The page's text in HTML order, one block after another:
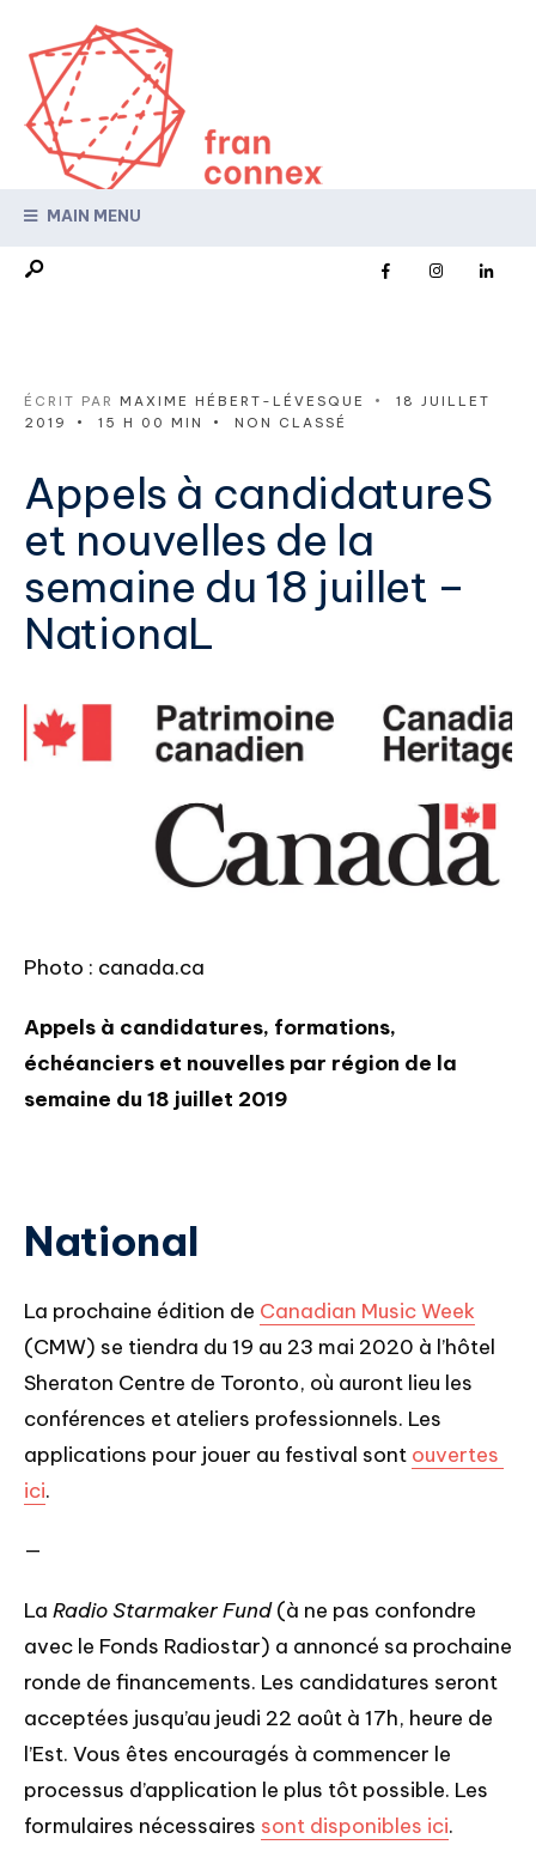
MAIN MENU
ÉCRIT PAR MAXIME HÉBERT-LÉVESQUE •
18 JUILLET
2019
• 15 H 00 MIN • NON CLASSÉ
Appels à candidatureS
et nouvelles de la
semaine du 18 juillet –
NationaL
Photo : canada.ca
Appels à candidatures, formations,
échéanciers et nouvelles par région de la
semaine du 18 juillet 2019
National
La prochaine édition de Canadian Music Week
(CMW) se tiendra du 19 au 23 mai 2020 à l’hôtel
Sheraton Centre de Toronto, où auront lieu les
conférences et ateliers professionnels. Les
applications pour jouer au festival sont ouvertes
ici.
—
La Radio Starmaker Fund (à ne pas confondre
avec le Fonds Radiostar) a annoncé sa prochaine
ronde de financements. Les candidatures seront
acceptées jusqu’au jeudi 22 août à 17h, heure de
l’Est. Vous êtes encouragés à commencer le
processus d’application le plus tôt possible. Les
formulaires nécessaires sont disponibles ici.